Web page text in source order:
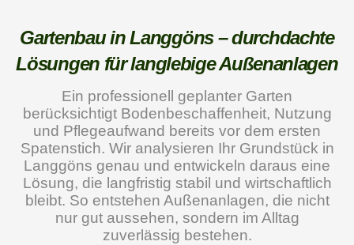
Gartenbau in Langgöns – durchdachte
Lösungen für langlebige Außenanlagen
Ein professionell geplanter Garten
berücksichtigt Bodenbeschaffenheit, Nutzung
und Pflegeaufwand bereits vor dem ersten
Spatenstich. Wir analysieren Ihr Grundstück in
Langgöns genau und entwickeln daraus eine
Lösung, die langfristig stabil und wirtschaftlich
bleibt. So entstehen Außenanlagen, die nicht
nur gut aussehen, sondern im Alltag
zuverlässig bestehen.